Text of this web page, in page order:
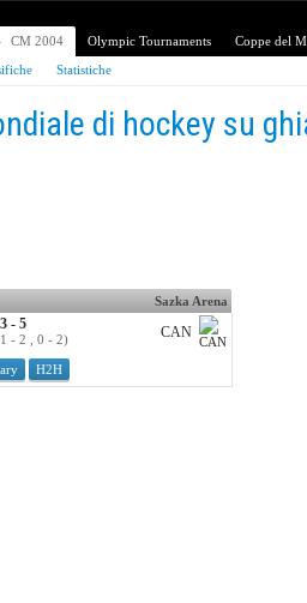
› CM 2004 Olympic Tournaments
Coppe del
Statistiche
di hockey su
Sazka Arena
H2H
3 - 5
- 2 , 0 - 2) CAN